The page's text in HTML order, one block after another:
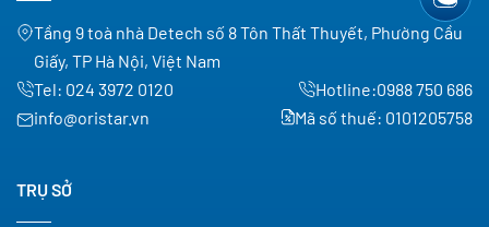
Tầng 9 toà nhà Detech số 8 Tôn Thất Thuyết, Phường Cầu
Giấy, TP Hà Nội, Việt Nam
Tel: 024 3972 0120 Hotline:0988 750 686
info@oristar.vn
Mã số thuế: 0101205758
TRỤ SỞ